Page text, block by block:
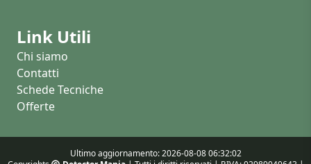
Link Utili
Chi siamo
Contatti
Schede Tecniche
Offerte
Ultimo aggiornamento: 2026-08-08 06:32:02